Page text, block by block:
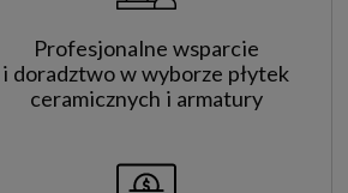
Profesjonalne wsparcie
i doradztwo w wyborze płytek
ceramicznych i armatury